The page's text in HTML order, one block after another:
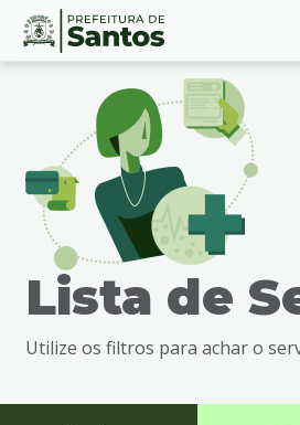
Ir
busca
Ir
Conteúdo
Lista de
Utilize os filtros para achar o